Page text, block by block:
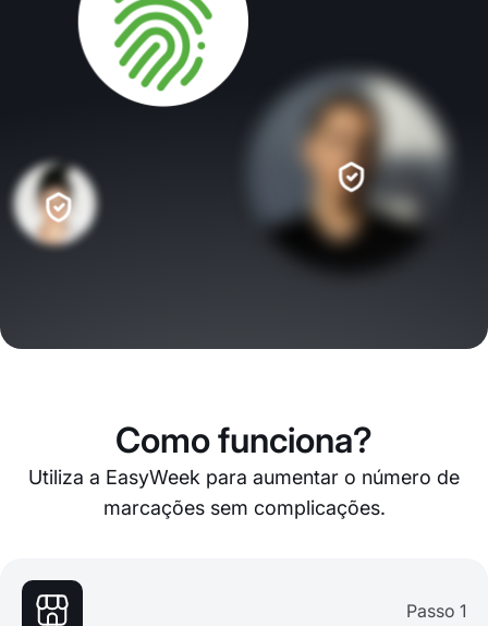
Como funciona?
Utiliza a EasyWeek para aumentar o número de
marcações sem complicações.
Passo 1